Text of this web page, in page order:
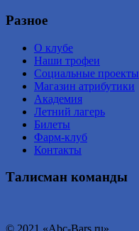
Разное
О клубе
Наши трофеи
Социальные проекты
Магазин атрибутики
Академия
Летний лагерь
Билеты
Фарм-клуб
Контакты
Талисман команды
© 2021 «Abc-Bars.ru».